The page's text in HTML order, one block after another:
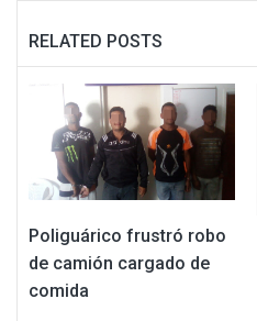
RELATED POSTS
Poliguárico frustró robo
de camión cargado de
comida